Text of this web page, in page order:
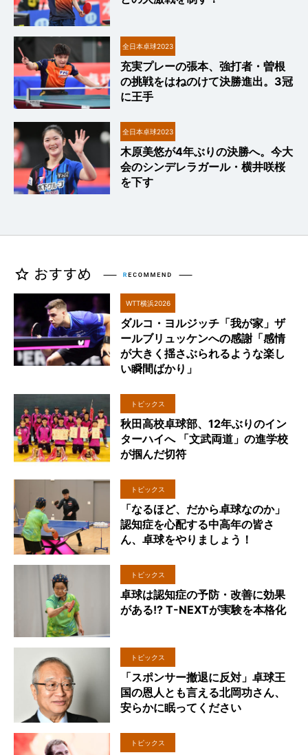
全日本卓球2023
充実プレーの張本、強打者・曽根
の挑戦をはねのけて決勝進出。3冠
に王手
全日本卓球2023
木原美悠が4年ぶりの決勝へ。今大
会のシンデレラガール・横井咲桜
を下す
WTT横浜2026
ダルコ・ヨルジッチ「我が家」ザ
ールブリュッケンへの感謝「感情
が大きく揺さぶられるような楽し
い瞬間ばかり」
トピックス
秋田高校卓球部、12年ぶりのイン
ターハイへ 「文武両道」の進学校
が掴んだ切符
トピックス
「なるほど、だから卓球なのか」
認知症を心配する中高年の皆さ
ん、卓球をやりましょう！
トピックス
卓球は認知症の予防・改善に効果
がある!? T-NEXTが実験を本格化
トピックス
「スポンサー撤退に反対」卓球王
国の恩人とも言える北岡功さん、
安らかに眠ってください
トピックス